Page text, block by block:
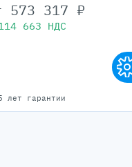
лет гарантии
573 317 ₽
663 НДС